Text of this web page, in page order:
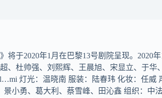
将于2020年1月在巴黎13号剧院呈现。
、杜帅强、刘熙辉、王晨旭、宋显立、于
灯光：温晓南 服装：陆春玮 化妆：任
景小勇、葛大利、蔡雪峰、田沁鑫 组织：